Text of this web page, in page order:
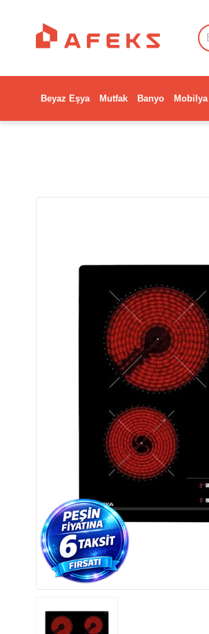
Beyaz Eşya Mutfak Banyo Mobilya